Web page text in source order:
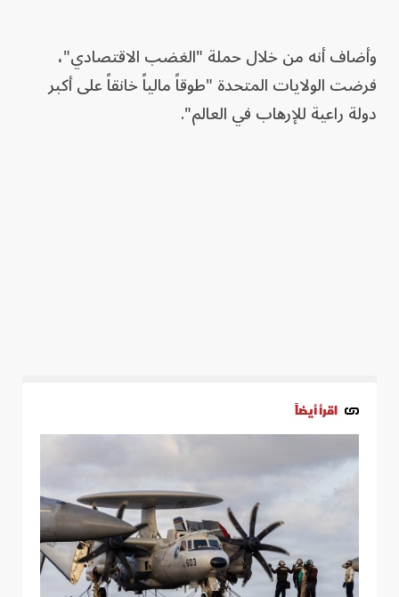
وأضاف أنه من خلال حملة "الغضب الاقتصادي"،
فرضت الولايات المتحدة "طوقاً مالياً خانقاً على أكبر
دولة راعية للإرهاب في العالم".
اقرأ أيضاً